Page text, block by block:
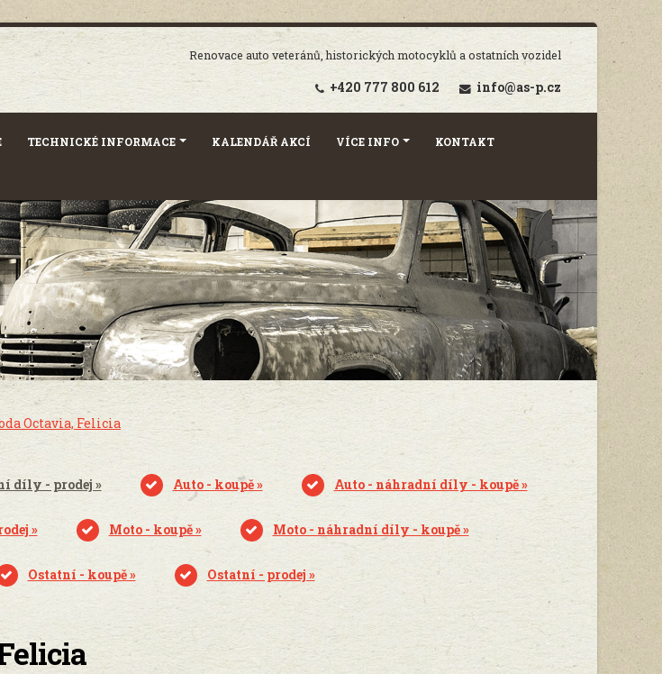
Renovace auto veteránů, historických motocyklů a ostatních vozidel
+420 777 800 612 info@as-p.cz
TECHNICKÉ INFORMACE KALENDÁŘ AKCÍ VÍCE INFO KONTAKT
Octavia, Felicia
díly - prodej » Auto - koupě » Auto - náhradní díly - koupě »
» Moto - koupě » Moto - náhradní díly - koupě »
Ostatní - koupě » Ostatní - prodej »